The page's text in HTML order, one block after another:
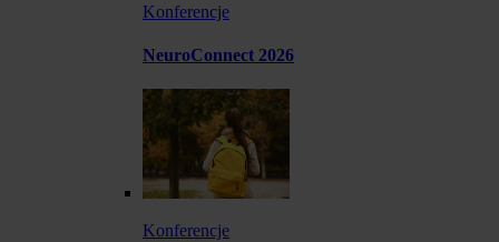
Konferencje
NeuroConnect 2026
Konferencje